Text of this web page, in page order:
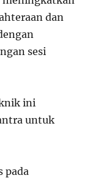
dan
sesi
ini
untuk
pada